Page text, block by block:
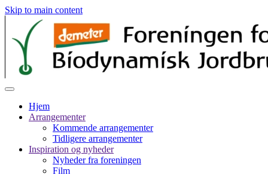
Skip to main content
Hjem
Arrangementer
Kommende arrangementer
Tidligere arrangementer
Inspiration og nyheder
Nyheder fra foreningen
Film